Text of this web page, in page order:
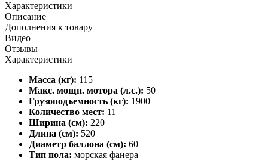
Характеристики
Описание
Дополнения к товару
Видео
Отзывы
Характеристики
Масса (кг): 115
Макс. мощн. мотора (л.с.): 50
Грузоподъемность (кг): 1900
Количество мест: 11
Ширина (см): 220
Длина (см): 520
Диаметр баллона (см): 60
Тип пола: морская фанера